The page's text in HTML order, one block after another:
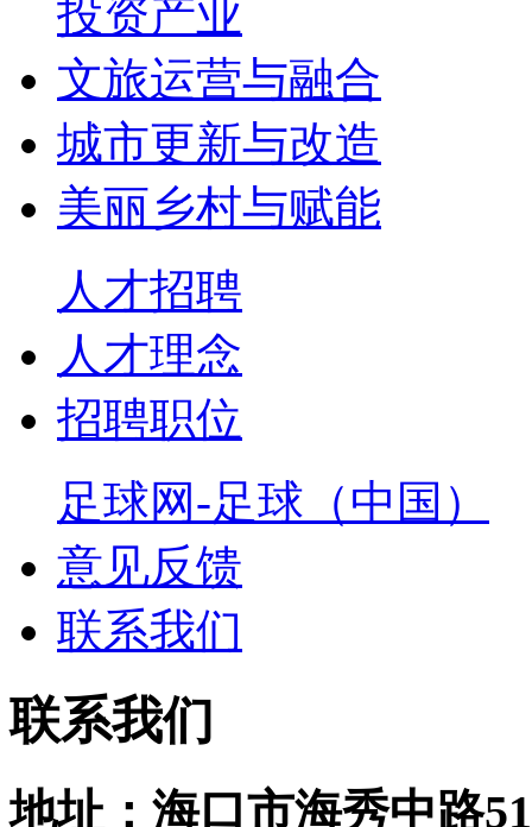
投资产业
文旅运营与融合
城市更新与改造
美丽乡村与赋能
人才招聘
人才理念
招聘职位
足球网-足球（中国）
意见反馈
联系我们
联系我们
地址：海口市海秀中路